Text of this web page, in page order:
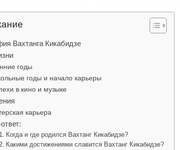
Вахтанга Кикабидзе
годы
годы и начало карьеры
в кино и музыке
карьера
Когда и где родился Вахтанг Кикабидзе?
Какими достижениями славится Вахтанг Кикабидзе?